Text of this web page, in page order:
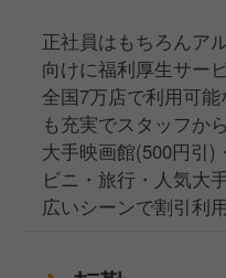
正社員はもちろんア
向けに福利厚生サー
全国7万店で利用可
も充実でスタッフか
大手映画館(500円引)
ビニ・旅行・人気大
広いシーンで割引利